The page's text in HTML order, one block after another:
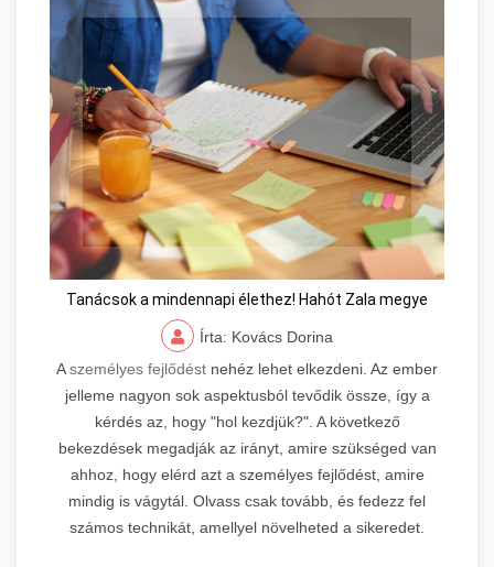
Tanácsok a mindennapi élethez! Hahót Zala megye
Írta: Kovács Dorina
Aszemélyes fejlődést nehéz lehet elkezdeni. Az ember
jelleme nagyon sok aspektusból tevődik össze, így a
kérdés az, hogy "hol kezdjük?". A következő
bekezdések megadják az irányt, amire szükséged van
ahhoz, hogy elérd azt a személyes fejlődést, amire
mindig is vágytál. Olvass csak tovább, és fedezz fel
számos technikát, amellyel növelheted a sikeredet.